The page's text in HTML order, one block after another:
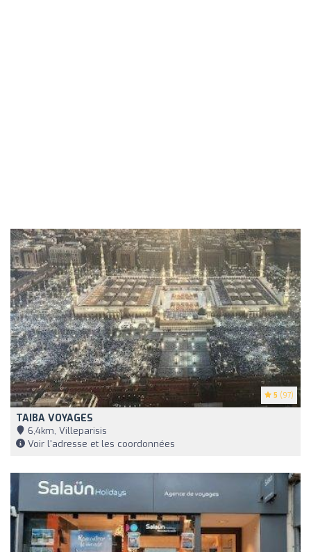
5 (97)
TAIBA VOYAGES
6,4km, Villeparisis
Voir l'adresse et les coordonnées